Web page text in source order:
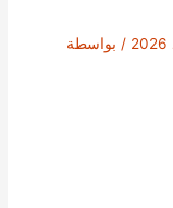
/ بواسطة